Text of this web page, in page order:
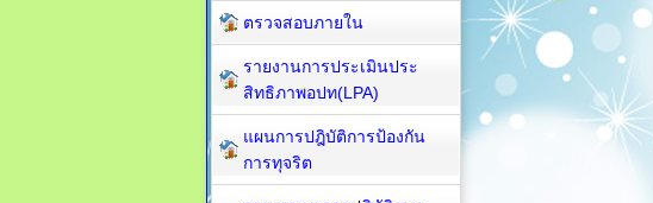
ตรวจสอบภายใน
รายงานการประเมินประ
สิทธิภาพอปท(LPA)
แผนการปฎิบัติการป้องกัน
การทุจริต